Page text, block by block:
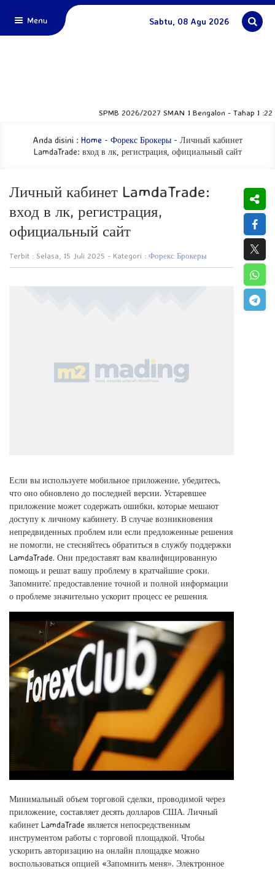
Menu Sabtu, 08 Agu 2026
SPMB 2026/2027 SMAN 1 Bengalon - Tahap I :22 -
Anda disini : Home - Форекс Брокеры - Личный кабинет
LamdaTrade: вход в лк, регистрация, официальный сайт
Личный кабинет LamdaTrade:
вход в лк, регистрация,
официальный сайт
Terbit : Selasa, 15 Juli 2025 - Kategori : Форекс Брокеры
Если вы используете мобильное приложение‚ убедитесь‚
что оно обновлено до последней версии. Устаревшее
приложение может содержать ошибки‚ которые мешают
доступу к личному кабинету. В случае возникновения
непредвиденных проблем или если предложенные решения
не помогли‚ не стесняйтесь обратиться в службу поддержки
LamdaTrade. Они предоставят вам квалифицированную
помощь и решат вашу проблему в кратчайшие сроки.
Запомните⁚ предоставление точной и полной информации
о проблеме значительно ускорит процесс ее решения.
Минимальный объем торговой сделки, проводимой через
приложение, составляет десять долларов США. Личный
кабинет LamdaTrade является непосредственным
инструментом работы с торговой площадкой. Чтобы
ускорить авторизацию на онлайн площадке можно
воспользоваться опцией «Запомнить меня». Электронное